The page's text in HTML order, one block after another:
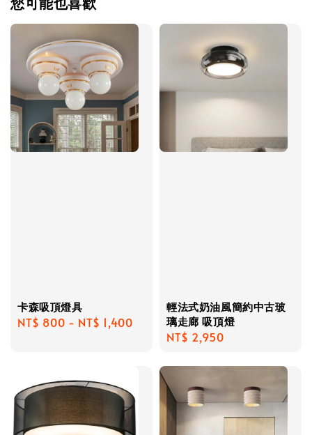
卡森吸頂燈具
Regular
NT$ 800 - NT$ 1,400
輕法式奶油風簡約中古玻
璃走廊 吸頂燈
Regular
NT$ 2,950